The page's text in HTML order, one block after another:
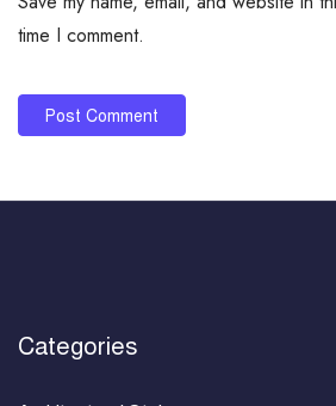
time I comment.
Categories